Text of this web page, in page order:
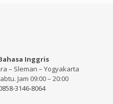
Inggris
– Sleman – Yogyakarta
Jam 09:00 – 20:00
3146-8064